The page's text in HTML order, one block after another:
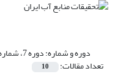
دوره و شماره:دوره 7، شماره 3 - شماره پیاپی 19، پاییز 1390
تعداد مقالات: 10